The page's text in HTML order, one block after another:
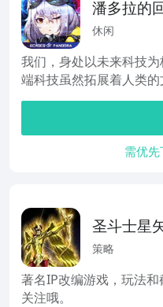
潘多拉的
休闲
我们，身处以未来科技
端科技虽然拓展着人类
需优先
圣斗士星
篇
策略
著名IP改编游戏，玩法
关注哦。